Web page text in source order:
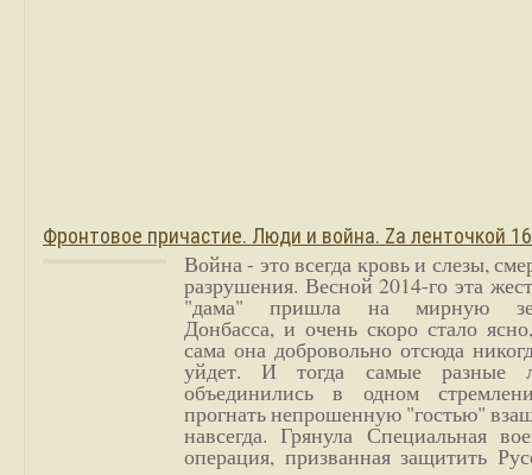
Фронтовое причастие. Люди и война. Zа ленточкой
Война - это всегда кровь и слезы,
разрушения. Весной 2014-го эта
"дама" пришла на мирную
Донбасса, и очень скоро стало
сама она добровольно отсюда
уйдет. И тогда самые разные
объединились в одном
прогнать непрошенную "гостью"
навсегда. Грянула Специальная
операция, призванная защитить